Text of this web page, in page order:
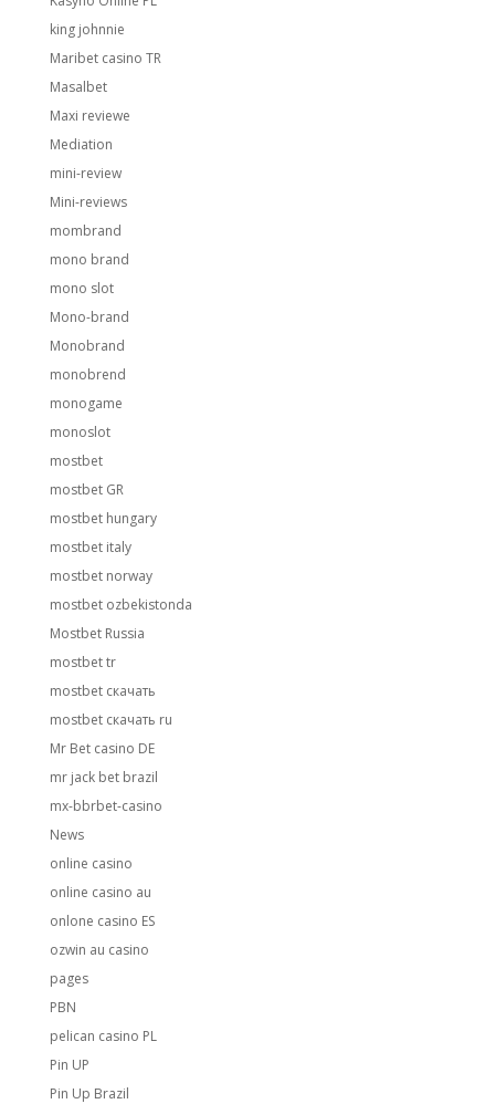
king johnnie
Maribet casino TR
Masalbet
Maxi reviewe
Mediation
mini-review
Mini-reviews
mombrand
mono brand
mono slot
Mono-brand
Monobrand
monobrend
monogame
monoslot
mostbet
mostbet GR
mostbet hungary
mostbet italy
mostbet norway
mostbet ozbekistonda
Mostbet Russia
mostbet tr
mostbet скачать
mostbet скачать ru
Mr Bet casino DE
mr jack bet brazil
mx-bbrbet-casino
News
online casino
online casino au
onlone casino ES
ozwin au casino
pages
PBN
pelican casino PL
Pin UP
Pin Up Brazil